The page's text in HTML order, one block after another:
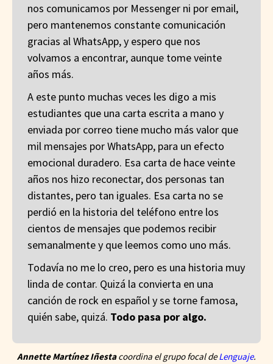
nos comunicamos por Messenger ni por email,
pero mantenemos constante comunicación
gracias al WhatsApp, y espero que nos
volvamos a encontrar, aunque tome veinte
años más.
A este punto muchas veces les digo a mis
estudiantes que una carta escrita a mano y
enviada por correo tiene mucho más valor que
mil mensajes por WhatsApp, para un efecto
emocional duradero. Esa carta de hace veinte
años nos hizo reconectar, dos personas tan
distantes, pero tan iguales. Esa carta no se
perdió en la historia del teléfono entre los
cientos de mensajes que podemos recibir
semanalmente y que leemos como uno más.
Todavía no me lo creo, pero es una historia muy
linda de contar. Quizá la convierta en una
canción de rock en español y se torne famosa,
quién sabe, quizá. Todo pasa por algo.
Annette Martínez Iñestacoordina el grupo focal deLenguaje.